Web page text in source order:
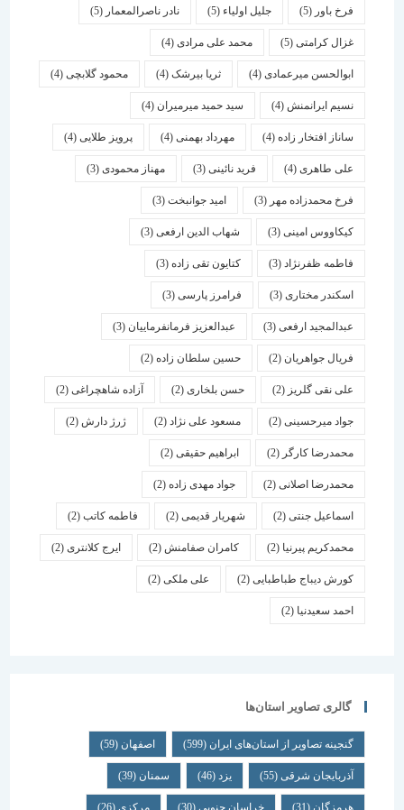
فرخ باور(5) جلیل اولیاء(5) نادر ناصرالمعمار(5)
غزال کرامتی(5) محمد علی مرادی(4)
ابوالحسن میرعمادی(4) ثریا بیرشک(4) محمود گلابچی(4)
نسیم ایرانمنش(4) سید حمید میرمیران(4)
ساناز افتخار زاده (4) مهرداد بهمنی(4) پرویز طلایی(4)
علی طاهری(4) فرید نائینی(3) مهناز محمودی(3)
فرخ محمدزاده مهر(3) امید جوانبخت(3)
کیکاووس امینی(3) شهاب الدین ارفعی(3)
فاطمه ظفرنژاد(3) کتایون تقی زاده (3)
اسكندر مختاری(3) فرامرز پارسی(3)
عبدالمجید ارفعی(3) عبدالعزیز فرمانفرماییان(3)
فریال جواهریان (2) حسین سلطان زاده (2)
علی نقی گلریز(2) حسن بلخاری(2) آزاده شاهچراغی(2)
جواد میرحسینی(2) مسعود علی نژاد(2) ژرژ دارش (2)
محمدرضا کارگر (2) ابراهیم حقیقی(2)
محمدرضا اصلانی(2) جواد مهدی زاده (2)
اسماعیل جنتی(2) شهریار قدیمی(2) فاطمه کاتب(2)
محمدکریم پیرنیا(2) کامران صفامنش(2) ایرج کلانتری(2)
کورش دیباج طباطبایی(2) علی ملکی(2)
احمد سعیدنیا(2)
گالری تصاویر استان‌ها
گنجینه تصاویر از استان‌های ایران(599) اصفهان(59)
آذربایجان شرقی (55)
(46) سمنان(39)
هرمزگان(31) خراسان جنوبی(30) مرکزی(26)